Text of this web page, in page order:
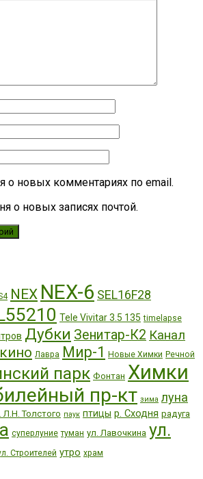
о новых комментариях по email.
о новых записях почтой.
NEX NEX-6 SEL16F28
Tele Vivitar 3.5 135 timelapse
Дубки Зенитар-К2 Канал
Лавра Мир-1 Новые Химки Речной
парк Фонтан Химки
пр-кт зима луна
Л.Н. Толстого паук птицы р. Сходня радуга
суперлуние туман ул. Лавочкина ул.
Строителей утро храм